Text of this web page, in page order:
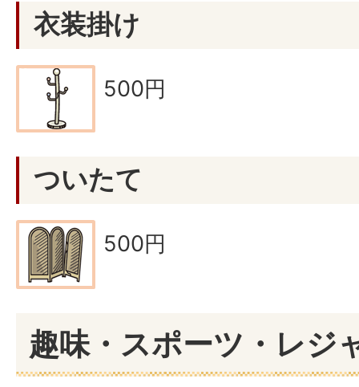
衣装掛け
500円
ついたて
500円
趣味・スポーツ・レジ